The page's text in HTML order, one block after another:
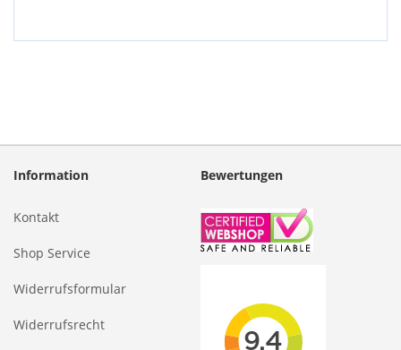
Information
Kontakt
Shop Service
Widerrufsformular
Widerrufsrecht
Bewertungen